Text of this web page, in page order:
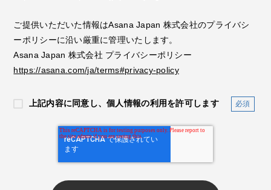
ご提供いただいた情報はAsana Japan 株式会社のプライバシ
ーポリシーに沿い厳重に管理いたします。
Asana Japan 株式会社 プライバシーポリシー
https://asana.com/ja/terms#privacy-policy
上記内容に同意し、個人情報の利用を許可します